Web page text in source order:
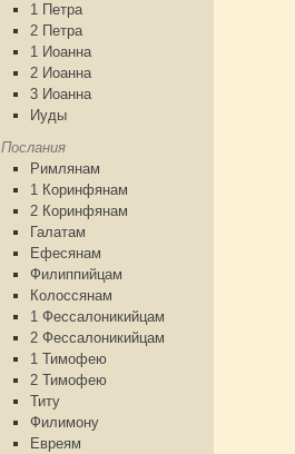
1 Петра
2 Петра
1 Иоанна
2 Иоанна
3 Иоанна
Иуды
Послания
Римлянам
1 Коринфянам
2 Коринфянам
Галатам
Ефесянам
Филиппийцам
Колоссянам
1 Фессалоникийцам
2 Фессалоникийцам
1 Тимофею
2 Тимофею
Титу
Филимону
Евреям